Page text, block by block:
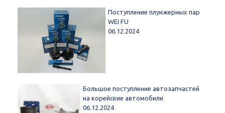
Поступление плунжерных пар
WEI FU
06.12.2024
Большое поступление автозапчастей
на корейские автомобили
06.12.2024